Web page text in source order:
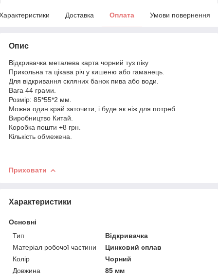
Доставка Оплата Умови повернення
Опис
Відкривачка металева карта чорний туз піку
Прикольна та цікава річ у кишеню або гаманець.
Для відкривання скляних банок пива або води.
Вага 44 грами.
Розмір: 85*55*2 мм.
Можна один край заточити, і буде як ніж для потреб.
Виробництво Китай.
Коробка пошти +8 грн.
Кількість обмежена.
Приховати
Характеристики
Основні
Тип
Відкривачка
Матеріал робочої частини
Цинковий сплав
Колір
Чорний
Довжина
85 мм